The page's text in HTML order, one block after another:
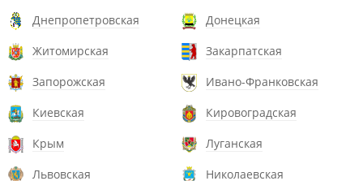
Днепропетровская
Донецкая
Житомирская
Закарпатская
Запорожская
Ивано-Франковская
Киевская
Кировоградская
Крым
Луганская
Львовская
Николаевская